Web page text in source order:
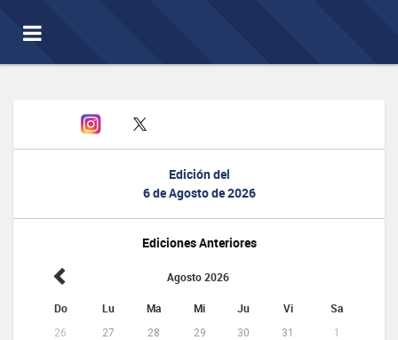
Toggle
navigation
Edición del
6 de Agosto de 2026
Ediciones Anteriores
Agosto 2026
Do Lu Ma Mi Ju Vi Sa
26 27 28 29 30 31
1